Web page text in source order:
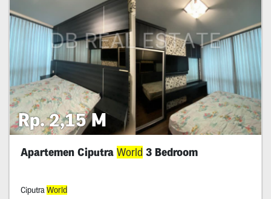
Rp. 2,15 M
Apartemen Ciputra World 3 Bedroom
Ciputra World